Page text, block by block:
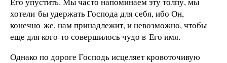
хотели бы удержать Господа для себя, ибо Он,
конечно же, нам принадлежит, и невозможно, чтобы
еще для кого-то совершилось чудо в Его имя.
Однако по дороге Господь исцеляет кровоточивую